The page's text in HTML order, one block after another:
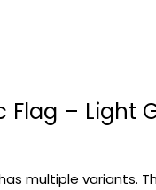
Flag – Light
multiple variants.